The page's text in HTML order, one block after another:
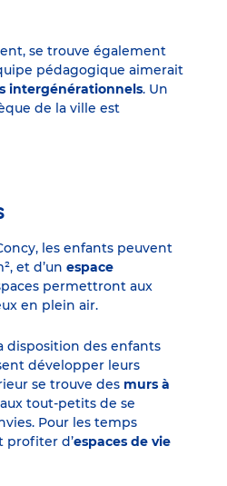
se trouve également
pédagogique aimerait
intergénérationnels. Un
de la ville est
les enfants peuvent
et d’un espace
permettront aux
en plein air.
disposition des enfants
développer leurs
se trouve des murs à
tout-petits de se
Pour les temps
profiter d’espaces de vie